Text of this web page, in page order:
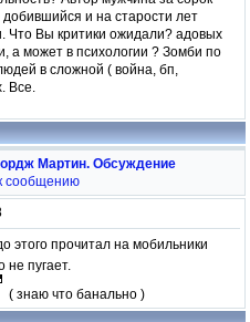
и на старости лет
Что Вы критики ожидали? адовых
а может в психологии ? Зомби по
в сложной ( война, бп,
Все.
Мартин. Обсуждение
сообщению
этого прочитал на мобильники
не пугает.
( знаю что банально )